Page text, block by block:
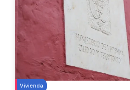
Vivienda